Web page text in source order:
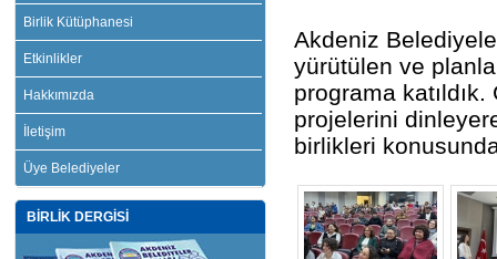
Birlik Kütüphanesi
Etkinlikler
Hakkımızda
İletişim
Üye Belediyeler
BİRLİK DERGİSİ
Akdeniz
yürütülen ve
programa
projelerini
birlikleri